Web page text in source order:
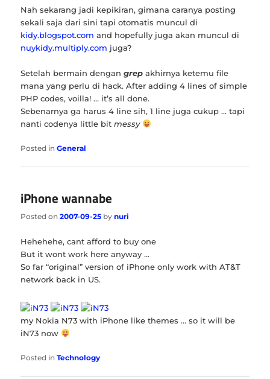
Nah sekarang jadi kepikiran, gimana caranya posting
sekali saja dari sini tapi otomatis muncul di
kidy.blogspot.com and hopefully juga akan muncul di
nuykidy.multiply.com juga?
Setelah bermain dengangrep akhirnya ketemu file
mana yang perlu di hack. After adding 4 lines of simple
PHP codes, voilla! … it’s all done.
Sebenarnya ga harus 4 line sih, 1 line juga cukup … tapi
nanti codenya little bitmessy
Posted in General
iPhone wannabe
Posted on2007-09-25 bynuri
Hehehehe, cant afford to buy one
But it wont work here anyway …
So far “original” version of iPhone only work with AT&T
network back in US.
my Nokia N73 with iPhone like themes … so it will be
iN73 now
Posted in Technology